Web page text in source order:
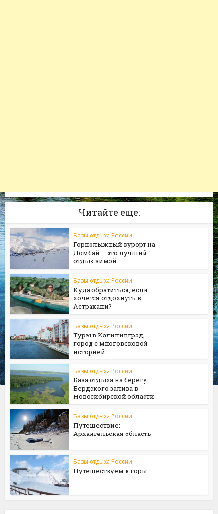
Читайте еще:
Базы отдыха России
Горнолыжный курорт на
Домбай — это лучший
отдых зимой
Базы отдыха России
Куда обратиться, если
хочется отдохнуть в
Астрахани?
Базы отдыха России
Туры в Калининград,
город с многовековой
историей
Базы отдыха России
База отдыха на берегу
Бердского залива в
Новосибирской области
Базы отдыха России
Путешествие:
Архангельская область
Базы отдыха России
Путешествуем в горы